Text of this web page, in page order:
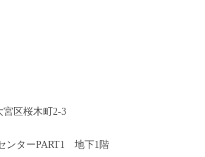
区桜木町2-3
ターPART1 地下1階